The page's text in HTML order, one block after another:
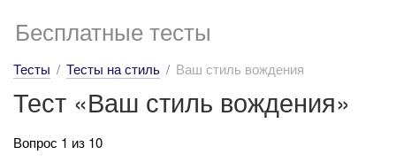
Бесплатные тесты
Тесты Тесты на стиль Ваш стиль вождения
Тест «Ваш стиль вождения»
Вопрос 1 из 10